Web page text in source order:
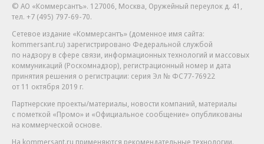
© АО «Коммерсантъ». 127006, Москва, Оружейный переулок д. 41,
тел. +7 (495) 797-69-70.
Сетевое издание «Коммерсантъ» (доменное имя сайта:
kommersant.ru) зарегистрировано Федеральной службой
по надзору в сфере связи, информационных технологий и массовых
коммуникаций (Роскомнадзор), регистрационный номер и дата
принятия решения о регистрации: серия Эл № ФС77-76922
от 11 октября 2019 г.
Партнерские проекты/материалы, новости компаний, материалы
с пометкой «Промо» и «Официальное сообщение» опубликованы
на коммерческой основе.
На kommersant.ru применяются рекомендательные технологии.